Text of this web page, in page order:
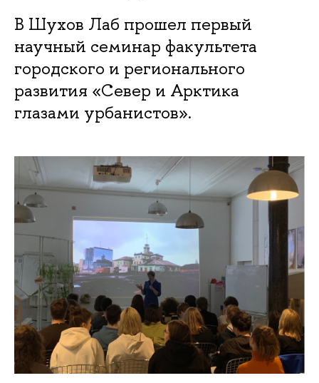
В Шухов Лаб прошел первый
научный семинар факультета
городского и регионального
развития «Север и Арктика
глазами урбанистов».